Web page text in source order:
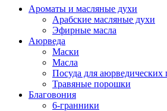
Ароматы и масляные духи
Арабские масляные духи
Эфирные масла
Аюрведа
Маски
Масла
Посуда для аюрведических
Травяные порошки
Благовония
6-гранники